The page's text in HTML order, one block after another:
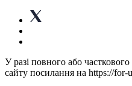
У разі повного або
сайту посилання на https://for-